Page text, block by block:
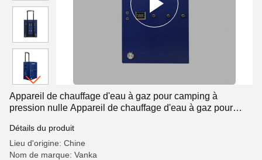
Appareil de chauffage d'eau à gaz pour camping à
pression nulle Appareil de chauffage d'eau à gaz pour
Détails du produit
Lieu d'origine: Chine
Nom de marque: Vanka